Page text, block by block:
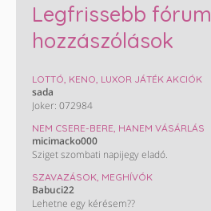
Legfrissebb fórum
hozzászólások
LOTTÓ, KENO, LUXOR JÁTÉK AKCIÓK
sada
Joker: 072984
NEM CSERE-BERE, HANEM VÁSÁRLÁS
micimacko000
Sziget szombati napijegy eladó.
SZAVAZÁSOK, MEGHÍVÓK
Babuci22
Lehetne egy kérésem??